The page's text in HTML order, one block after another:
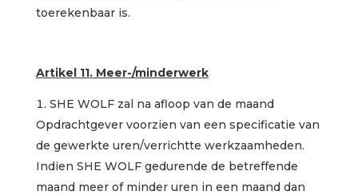
toerekenbaar is.
Artikel 11. Meer-/minderwerk
SHE WOLF zal na afloop van de maand
Opdrachtgever voorzien van een specificatie van
de gewerkte uren/verrichtte werkzaamheden.
Indien SHE WOLF gedurende de betreffende
maand meer of minder uren in een maand dan